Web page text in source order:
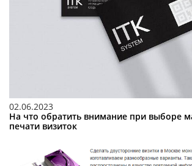
02.06.2023
На что обратить внимание при выборе
печати визиток